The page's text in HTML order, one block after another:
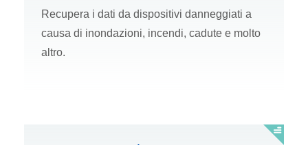
Recupera i dati da dispositivi danneggiati a
causa di inondazioni, incendi, cadute e molto
altro.